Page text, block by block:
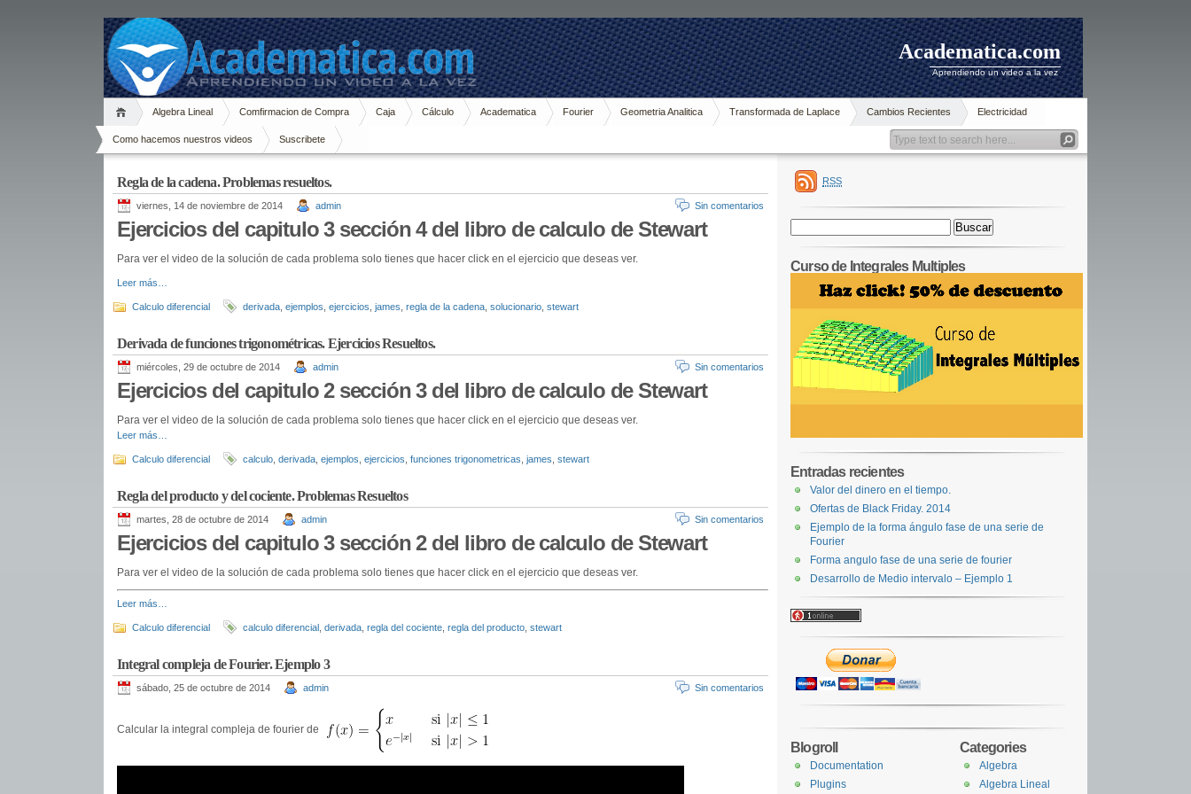
Academatica.com
Aprendiendo un video a la vez
Algebra Lineal Comfirmacion de Compra Caja Cálculo Academatica Fourier Geometria Analitica Transformada de Laplace Cambios Recientes Electricidad
Como hacemos nuestros videos Suscribete
Regla de la cadena. Problemas resueltos.
viernes, 14 de noviembre de 2014 admin Sin comentarios
Ejercicios del capitulo 3 sección 4 del libro de calculo de Stewart
Para ver el video de la solución de cada problema solo tienes que hacer click en el ejercicio que deseas ver.
Leer más…
Calculo diferencial derivada ejemplos ejercicios james regla de la cadena solucionario stewart
Derivada de funciones trigonométricas. Ejercicios Resueltos.
miércoles, 29 de octubre de 2014 admin Sin comentarios
Ejercicios del capitulo 2 sección 3 del libro de calculo de Stewart
Para ver el video de la solución de cada problema solo tienes que hacer click en el ejercicio que deseas ver.
Leer más…
Calculo diferencial calculo derivada ejemplos ejercicios funciones trigonometricas james stewart
Regla del producto y del cociente. Problemas Resueltos
martes, 28 de octubre de 2014 admin Sin comentarios
Ejercicios del capitulo 3 sección 2 del libro de calculo de Stewart
Para ver el video de la solución de cada problema solo tienes que hacer click en el ejercicio que deseas ver.
Leer más…
Calculo diferencial calculo diferencial derivada regla del cociente regla del producto stewart
Integral compleja de Fourier. Ejemplo 3
sábado, 25 de octubre de 2014 admin Sin comentarios
Calcular la integral compleja de fourier de
RSS
Curso de Integrales Multiples
Entradas recientes
Valor del dinero en el tiempo.
Ofertas de Black Friday. 2014
Ejemplo de la forma ángulo fase de una serie de
Fourier
Forma angulo fase de una serie de fourier
Desarrollo de Medio intervalo – Ejemplo 1
Categories
Algebra
Algebra Lineal
Blogroll
Documentation
Plugins